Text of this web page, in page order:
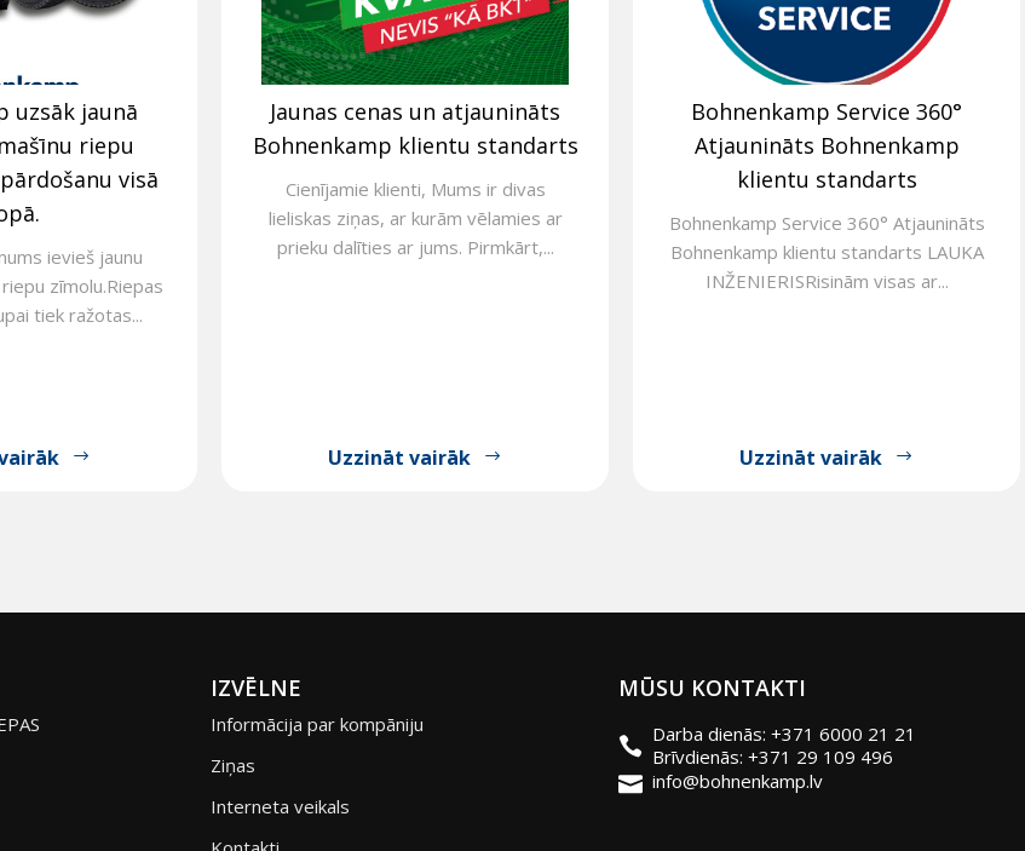
uzsāk jaunā
riepu
visā
ievieš jaunu
zīmolu.Riepas
tiek ražotas...
Jaunas cenas un atjaunināts
Bohnenkamp klientu standarts
Cienījamie klienti, Mums ir divas
lieliskas ziņas, ar kurām vēlamies ar
prieku dalīties ar jums. Pirmkārt,...
Uzzināt vairāk
Bohnenkamp Service 360°
Atjaunināts Bohnenkamp
klientu standarts
Bohnenkamp Service 360° Atjaunināts
Bohnenkamp klientu standarts LAUKA
INŽENIERISRisinām visas ar...
Uzzināt vairāk
IZVĒLNE
Informācija par kompāniju
Ziņas
Interneta veikals
MŪSU KONTAKTI
Darba dienās: +371 6000 21 21
Brīvdienās: +371 29 109 496
info@bohnenkamp.lv